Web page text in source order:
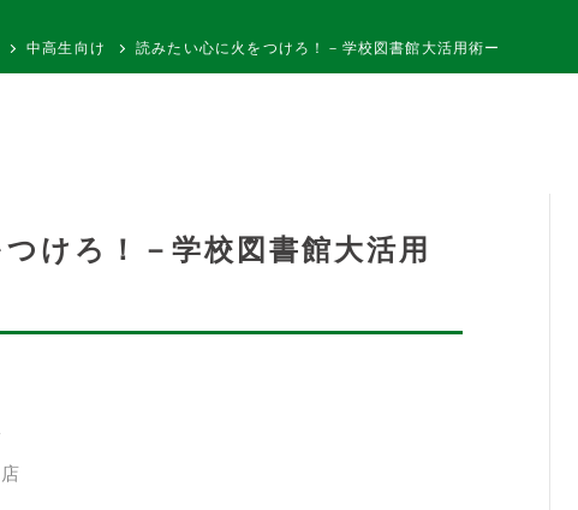
中高生向け 読みたい心に火をつけろ！－学校図書館大活用術ー
けろ！－学校図書館大活用